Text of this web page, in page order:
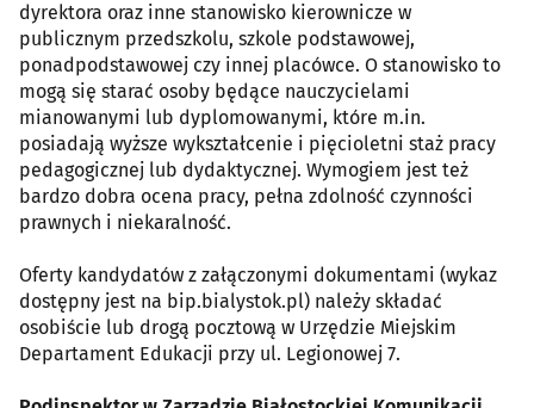
dyrektora oraz inne stanowisko kierownicze w
publicznym przedszkolu, szkole podstawowej,
ponadpodstawowej czy innej placówce. O stanowisko to
mogą się starać osoby będące nauczycielami
mianowanymi lub dyplomowanymi, które m.in.
posiadają wyższe wykształcenie i pięcioletni staż pracy
pedagogicznej lub dydaktycznej. Wymogiem jest też
bardzo dobra ocena pracy, pełna zdolność czynności
prawnych i niekaralność.
Oferty kandydatów z załączonymi dokumentami (wykaz
dostępny jest na bip.bialystok.pl) należy składać
osobiście lub drogą pocztową w Urzędzie Miejskim
Departament Edukacji przy ul. Legionowej 7.